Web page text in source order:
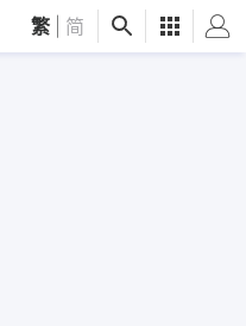
繁 简